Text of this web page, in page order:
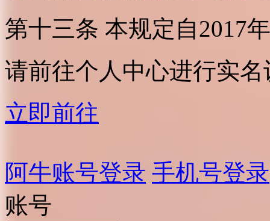
第十三条 本规定自2017
请前往个人中心进行实名
立即前往
阿牛账号登录 手机号登录
账号